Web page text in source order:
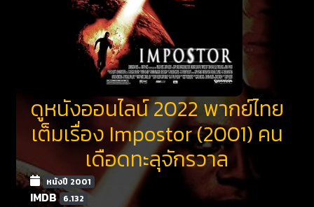
ดูหนังออนไลน์ 2022 พากย์ไทย
เต็มเรื่อง Impostor (2001) คน
เดือดทะลุจักรวาล
หนังปี 2001
IMDB 6.132